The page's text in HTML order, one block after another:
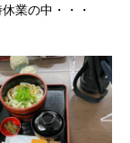
業の中・・・